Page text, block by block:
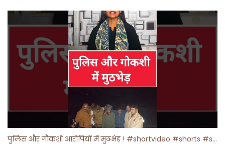
पुलिस और गौकशी आरोपियों में मुठभेड़ ! #shortvideo #shorts #shortsfeed